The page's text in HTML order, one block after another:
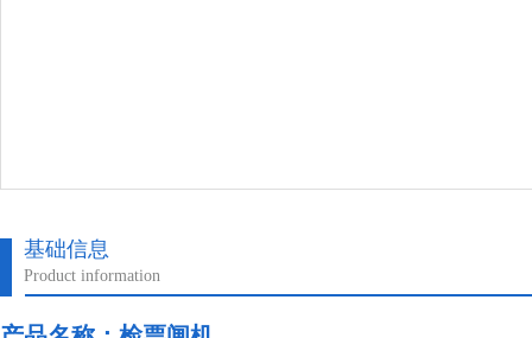
基础信息
Product information